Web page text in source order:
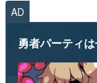
AD
勇者パーティ